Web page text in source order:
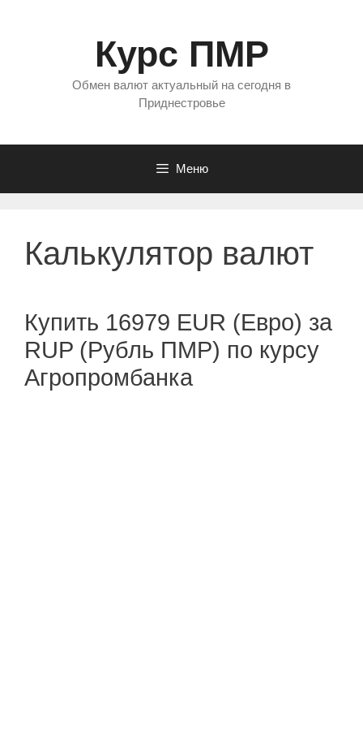
Курс ПМР
Обмен валют актуальный на сегодня в
Приднестровье
Меню
Калькулятор валют
Купить 16979 EUR (Евро) за
RUP (Рубль ПМР) по курсу
Агропромбанка